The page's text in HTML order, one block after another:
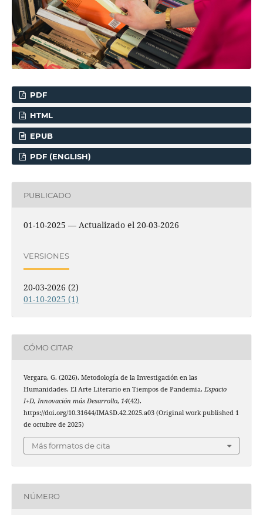
PDF
HTML
EPUB
PDF (ENGLISH)
PUBLICADO
01-10-2025 — Actualizado el 20-03-2026
VERSIONES
20-03-2026 (2)
01-10-2025 (1)
CÓMO CITAR
Vergara, G. (2026). Metodología de la Investigación en las
Humanidades. El Arte Literario en Tiempos de Pandemia. Espacio
I+D, Innovación más Desarrollo, 14(42).
https://doi.org/10.31644/IMASD.42.2025.a03 (Original work published 1
de octubre de 2025)
Más formatos de cita
NÚMERO